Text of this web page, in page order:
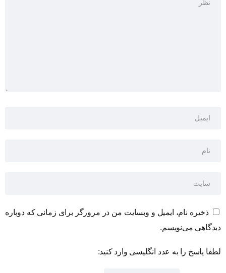
ذخیره نام، ایمیل و وبسایت من در مرورگر برای زمانی که دوباره
دیدگاهی می‌نویسم.
لطفا پاسخ را به عدد انگلیسی وارد کنید: